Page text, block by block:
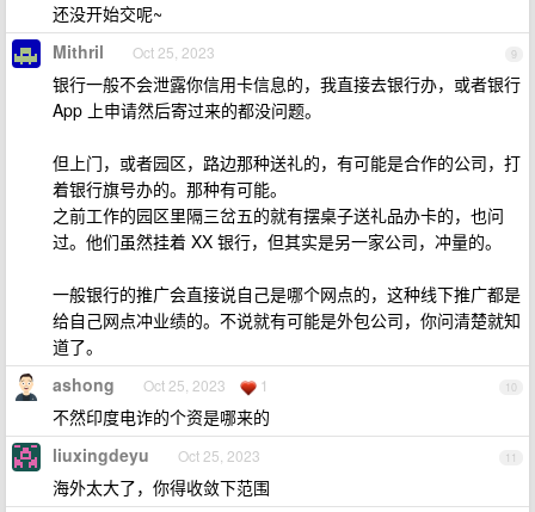
还没开始交呢~
9
Mithril Oct 25, 2023
银行一般不会泄露你信用卡信息的，我直接去银行办，或者银行
App 上申请然后寄过来的都没问题。
但上门，或者园区，路边那种送礼的，有可能是合作的公司，打
着银行旗号办的。那种有可能。
之前工作的园区里隔三岔五的就有摆桌子送礼品办卡的，也问
过。他们虽然挂着 XX 银行，但其实是另一家公司，冲量的。
一般银行的推广会直接说自己是哪个网点的，这种线下推广都是
给自己网点冲业绩的。不说就有可能是外包公司，你问清楚就知
道了。
10
ashong Oct 25, 2023 1
不然印度电诈的个资是哪来的
11
liuxingdeyu Oct 25, 2023
海外太大了，你得收敛下范围